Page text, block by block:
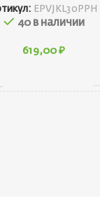
EPVJKL30PPH
40 в наличии
619,00₽